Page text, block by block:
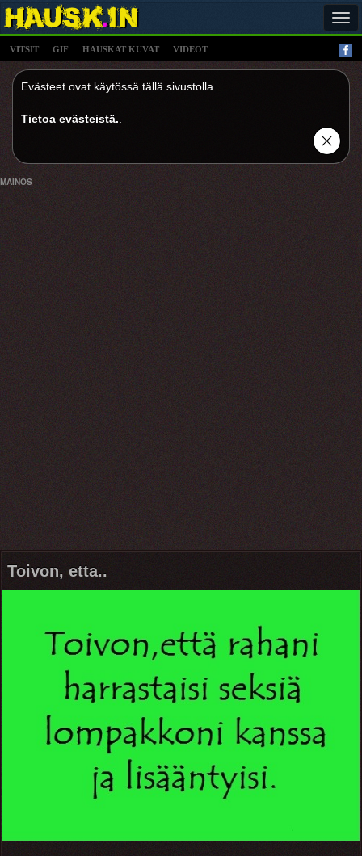
VITSIT GIF HAUSKAT KUVAT VIDEOT
Evästeet ovat käytössä tällä sivustolla.
Tietoa evästeistä.
MAINOS
Toivon, etta..